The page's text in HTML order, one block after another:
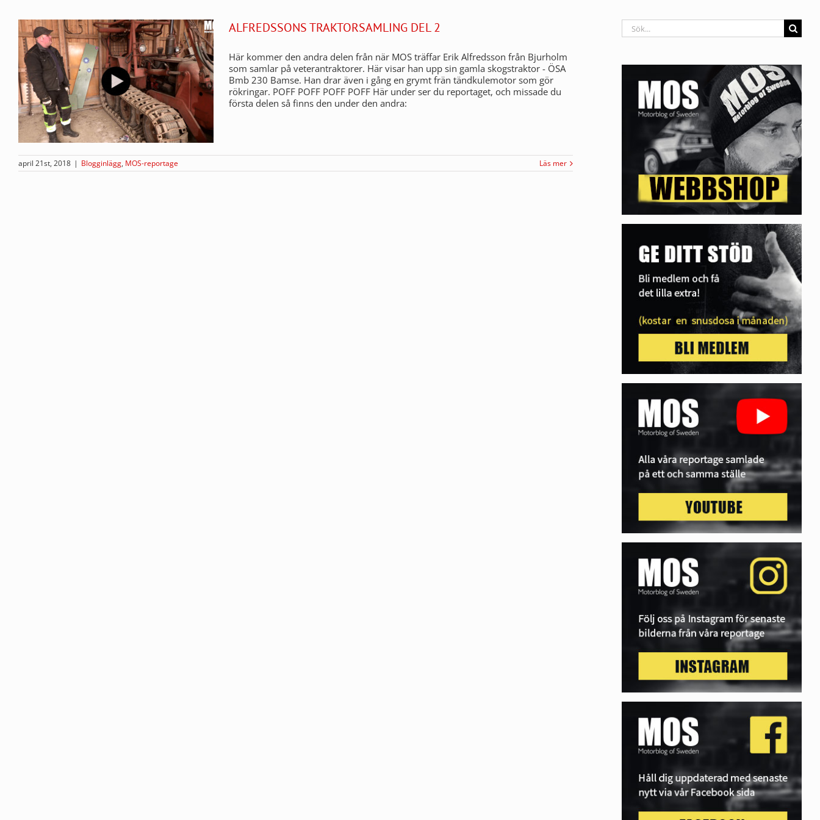
ALFREDSSONS TRAKTORSAMLING DEL 2
Här kommer den andra delen från när MOS träffar Erik Alfredsson från Bjurholm
som samlar på veterantraktorer. Här visar han upp sin gamla skogstraktor - ÖSA
Bmb 230 Bamse. Han drar även i gång en grymt frän tändkulemotor som gör
rökringar. POFF POFF POFF POFF Här under ser du reportaget, och missade du
första delen så finns den under den andra:
april 21st, 2018 | Blogginlägg, MOS-reportage Läs mer
Sök
efter: